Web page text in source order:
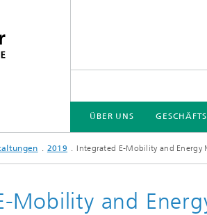
ÜBER UNS
2019 Integrated E-Mobility and Energy
Mobility and